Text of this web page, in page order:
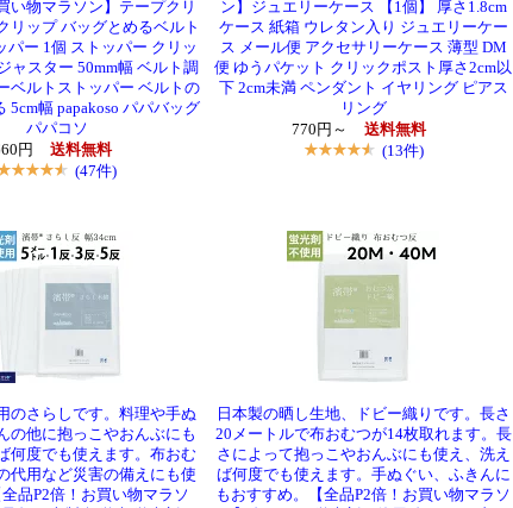
い物マラソン】テープクリ
リップ バッグとめるベルト
パー 1個 ストッパー クリッ
ャスター 50mm幅 ベルト調
ベルトストッパー ベルトの
5cm幅 papakoso パパバッグ
パパコソ
円
送料無料
(47件)
ン】ジュエリーケース 【1個】 厚さ1.8cm
ケース 紙箱 ウレタン入り ジュエリーケー
ス メール便 アクセサリーケース 薄型 DM
便 ゆうパケット クリックポスト厚さ2cm以
下 2cm未満 ペンダント イヤリング ピアス
リング
770円～
送料無料
(13件)
のさらしです。料理や手ぬ
の他に抱っこやおんぶにも
何度でも使えます。布おむ
代用など災害の備えにも使
品P2倍！お買い物マラソ
日本製の晒し生地、ドビー織りです。長さ
20メートルで布おむつが14枚取れます。長
さによって抱っこやおんぶにも使え、洗え
ば何度でも使えます。手ぬぐい、ふきんに
もおすすめ。【全品P2倍！お買い物マラソ